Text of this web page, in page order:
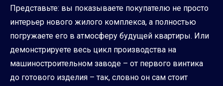
Представьте: вы показываете покупателю не просто
интерьер нового жилого комплекса, а полностью
погружаете его в атмосферу будущей квартиры. Или
демонстрируете весь цикл производства на
машиностроительном заводе – от первого винтика
до готового изделия – так, словно он сам стоит